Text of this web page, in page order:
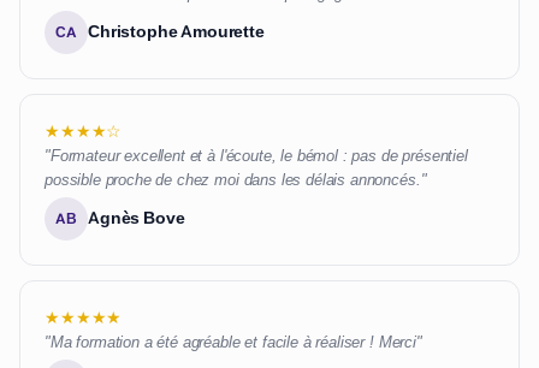
CA Christophe Amourette
★★★★☆
"Formateur excellent et à l'écoute, le bémol : pas de présentiel
possible proche de chez moi dans les délais annoncés."
AB Agnès Bove
★★★★★
"Ma formation a été agréable et facile à réaliser ! Merci"